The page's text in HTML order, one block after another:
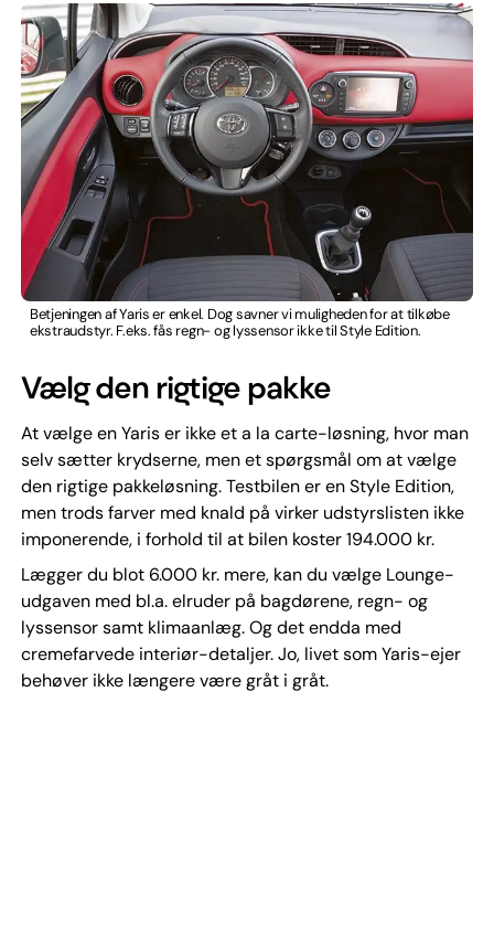
Betjeningen af Yaris er enkel. Dog savner vi muligheden for at tilkøbe
ekstraudstyr. F.eks. fås regn- og lyssensor ikke til Style Edition.
Vælg den rigtige pakke
At vælge en Yaris er ikke et a la carte-løsning, hvor man
selv sætter krydserne, men et spørgsmål om at vælge
den rigtige pakkeløsning. Testbilen er en Style Edition,
men trods farver med knald på virker udstyrslisten ikke
imponerende, i forhold til at bilen koster 194.000 kr.
Lægger du blot 6.000 kr. mere, kan du vælge Lounge-
udgaven med bl.a. elruder på bagdørene, regn- og
lyssensor samt klimaanlæg. Og det endda med
cremefarvede interiør-detaljer. Jo, livet som Yaris-ejer
behøver ikke længere være gråt i gråt.